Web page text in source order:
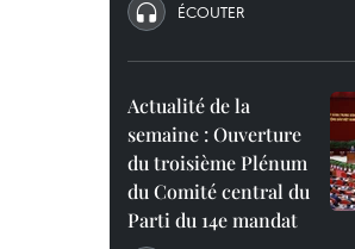
ÉCOUTER
Actualité de la
semaine : Ouverture
du troisième Plénum
du Comité central du
Parti du 14e mandat